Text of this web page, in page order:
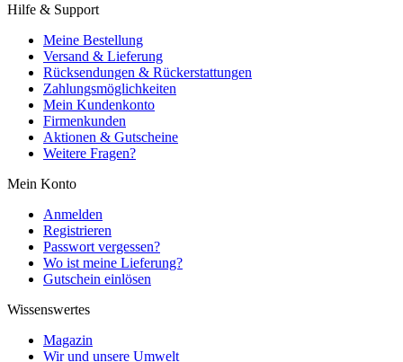
Hilfe & Support
Meine Bestellung
Versand & Lieferung
Rücksendungen & Rückerstattungen
Zahlungsmöglichkeiten
Mein Kundenkonto
Firmenkunden
Aktionen & Gutscheine
Weitere Fragen?
Mein Konto
Anmelden
Registrieren
Passwort vergessen?
Wo ist meine Lieferung?
Gutschein einlösen
Wissenswertes
Magazin
Wir und unsere Umwelt